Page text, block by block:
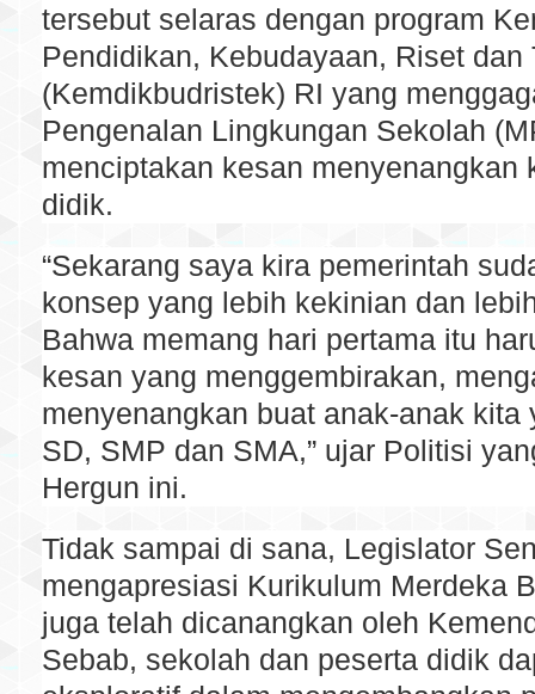
tersebut selaras dengan program
Pendidikan, Kebudayaan, Riset dan
(Kemdikbudristek) RI yang
Pengenalan Lingkungan Sekolah
menciptakan kesan menyenangkan
didik.
“Sekarang saya kira pemerintah
konsep yang lebih kekinian dan
Bahwa memang hari pertama itu
kesan yang menggembirakan,
menyenangkan buat anak-anak kita
SD, SMP dan SMA,” ujar Politisi
Hergun ini.
Tidak sampai di sana, Legislator
mengapresiasi Kurikulum Merdeka
juga telah dicanangkan oleh
Sebab, sekolah dan peserta didik